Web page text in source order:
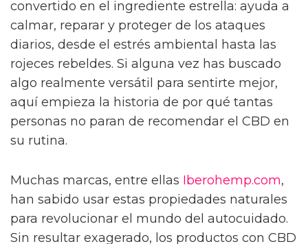
convertido en el ingrediente estrella: ayuda a
calmar, reparar y proteger de los ataques
diarios, desde el estrés ambiental hasta las
rojeces rebeldes. Si alguna vez has buscado
algo realmente versátil para sentirte mejor,
aquí empieza la historia de por qué tantas
personas no paran de recomendar el CBD en
su rutina.
Muchas marcas, entre ellas Iberohemp.com,
han sabido usar estas propiedades naturales
para revolucionar el mundo del autocuidado.
Sin resultar exagerado, los productos con CBD